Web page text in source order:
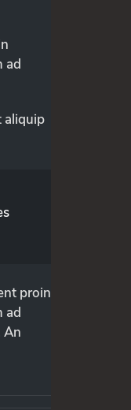
ad
aliquip
proin
ad
An